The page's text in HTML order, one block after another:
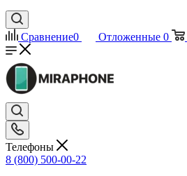
Сравнение0 Отложенные 0
Телефоны
8 (800) 500-00-22